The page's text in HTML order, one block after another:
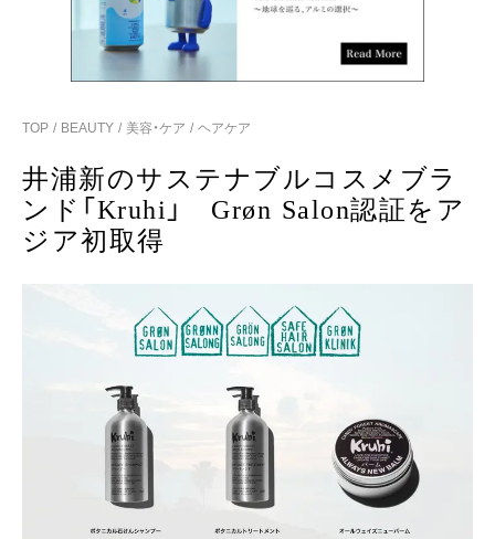
TOP BEAUTY 美容・ケア ヘアケア
井浦新のサステナブルコスメブラ
ンド「Kruhi」 Grøn Salon認証をア
ジア初取得